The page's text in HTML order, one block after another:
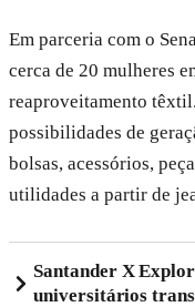
Em parceria com o
cerca de 20 mulheres
reaproveitamento
possibilidades de
bolsas, acessórios,
utilidades a partir de
Santander X
universitários